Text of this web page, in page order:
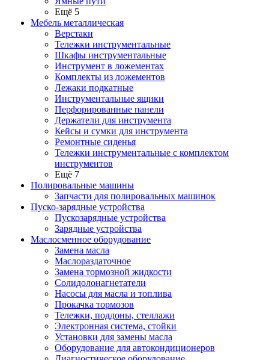
Ещё 5
Мебель металлическая
Верстаки
Тележки инструментальные
Шкафы инструментальные
Инструмент в ложементах
Комплекты из ложементов
Лежаки подкатные
Инструментальные ящики
Перфорированные панели
Держатели для инструмента
Кейсы и сумки для инструмента
Ремонтные сиденья
Тележки инструментальные с комплектом
инструментов
Ещё 7
Полировальные машины
Запчасти для полировальных машинок
Пуско-зарядные устройства
Пускозарядные устройства
Зарядные устройства
Маслосменное оборудование
Замена масла
Маслораздаточное
Замена тормозной жидкости
Солидолонагнетатели
Насосы для масла и топлива
Прокачка тормозов
Тележки, поддоны, стеллажи
Электронная система, стойки
Установки для замены масла
Оборудование для автокондиционеров